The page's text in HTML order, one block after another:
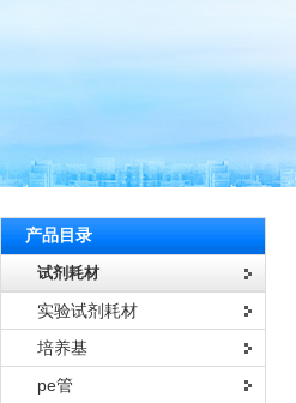
产品目录
试剂耗材
实验试剂耗材
培养基
pe管